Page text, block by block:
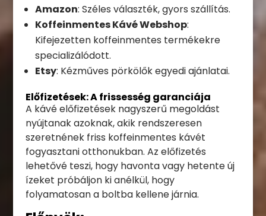
Amazon: Széles választék, gyors szállítás.
Koffeinmentes Kávé Webshop:
Kifejezetten koffeinmentes termékekre
specializálódott.
Etsy: Kézműves pörkölők egyedi ajánlatai.
Előfizetések: A frissesség garanciája
A kávé előfizetések nagyszerű megoldást
nyújtanak azoknak, akik rendszeresen
szeretnének friss koffeinmentes kávét
fogyasztani otthonukban. Az előfizetés
lehetővé teszi, hogy havonta vagy hetente új
ízeket próbáljon ki anélkül, hogy
folyamatosan a boltba kellene járnia.